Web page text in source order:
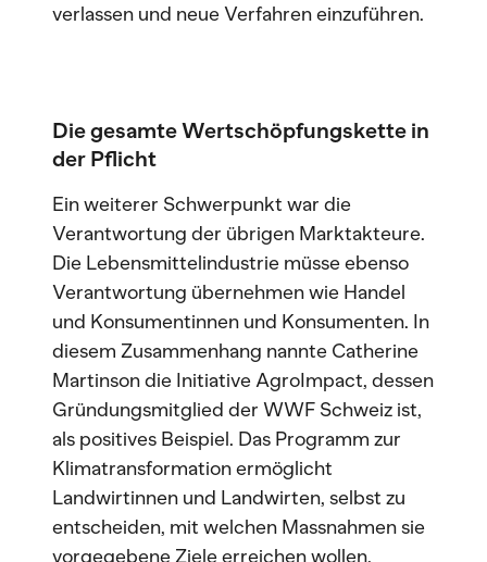
verlassen und neue Verfahren einzuführen.
Die gesamte Wertschöpfungskette in
der Pflicht
Ein weiterer Schwerpunkt war die
Verantwortung der übrigen Marktakteure.
Die Lebensmittelindustrie müsse ebenso
Verantwortung übernehmen wie Handel
und Konsumentinnen und Konsumenten. In
diesem Zusammenhang nannte Catherine
Martinson die Initiative AgroImpact, dessen
Gründungsmitglied der WWF Schweiz ist,
als positives Beispiel. Das Programm zur
Klimatransformation ermöglicht
Landwirtinnen und Landwirten, selbst zu
entscheiden, mit welchen Massnahmen sie
vorgegebene Ziele erreichen wollen.